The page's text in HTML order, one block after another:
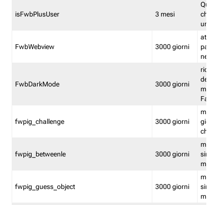
isFwbPlusUser 3 mesi
che
una
FwbWebview 3000 giorni
attiva
FwbDarkMode 3000 giorni
fwpig_challenge 3000 giorni
fwpig_betweenle 3000 giorni
fwpig_guess_object 3000 giorni